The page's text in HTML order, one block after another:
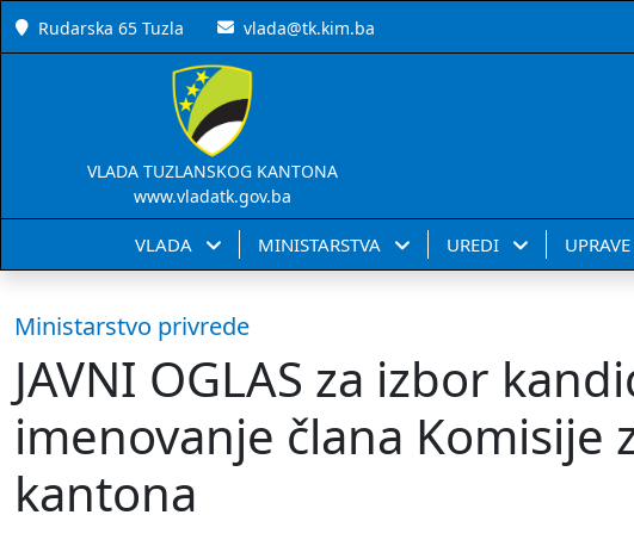
Rudarska 65 Tuzla vlada@tk.kim.ba
VLADA TUZLANSKOG KANTONA
www.vladatk.gov.ba
VLADA MINISTARSTVA UREDI
Ministarstvo privrede
JAVNI OGLAS za izbor
imenovanje člana Komisije
kantona